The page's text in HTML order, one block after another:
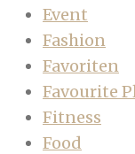
Event
Fashion
Favoriten
Favourite
Fitness
Food